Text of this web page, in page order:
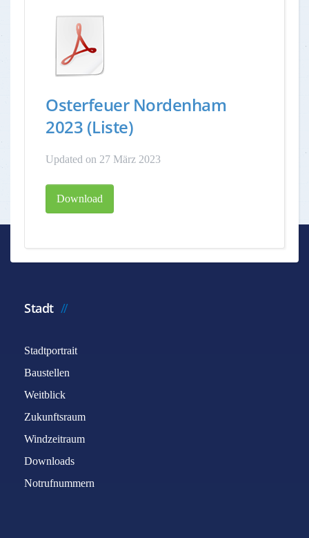
Osterfeuer Nordenham
2023 (Liste)
Updated on 27 März 2023
Download
Stadt
Stadtportrait
Baustellen
Weitblick
Zukunftsraum
Windzeitraum
Downloads
Notrufnummern